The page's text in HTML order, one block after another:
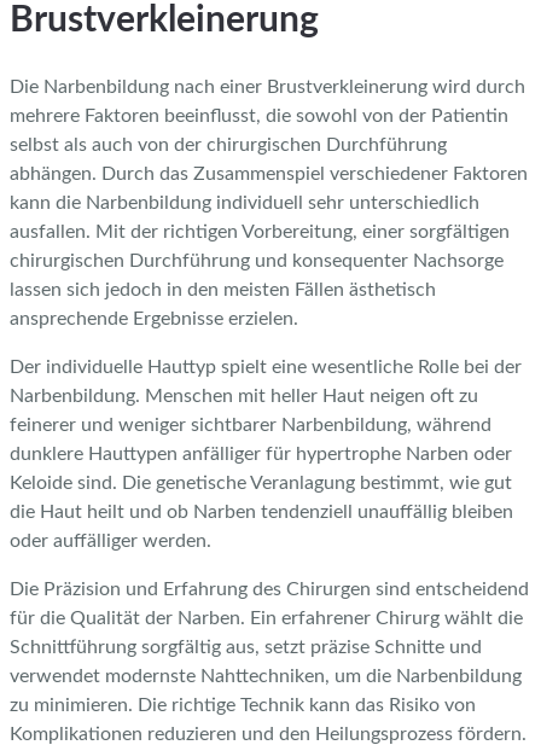
Brustverkleinerung
Die Narbenbildung nach einer Brustverkleinerung wird durch
mehrere Faktoren beeinflusst, die sowohl von der Patientin
selbst als auch von der chirurgischen Durchführung
abhängen. Durch das Zusammenspiel verschiedener Faktoren
kann die Narbenbildung individuell sehr unterschiedlich
ausfallen. Mit der richtigen Vorbereitung, einer sorgfältigen
chirurgischen Durchführung und konsequenter Nachsorge
lassen sich jedoch in den meisten Fällen ästhetisch
ansprechende Ergebnisse erzielen.
Der individuelle Hauttyp spielt eine wesentliche Rolle bei der
Narbenbildung. Menschen mit heller Haut neigen oft zu
feinerer und weniger sichtbarer Narbenbildung, während
dunklere Hauttypen anfälliger für hypertrophe Narben oder
Keloide sind. Die genetische Veranlagung bestimmt, wie gut
die Haut heilt und ob Narben tendenziell unauffällig bleiben
oder auffälliger werden.
Die Präzision und Erfahrung des Chirurgen sind entscheidend
für die Qualität der Narben. Ein erfahrener Chirurg wählt die
Schnittführung sorgfältig aus, setzt präzise Schnitte und
verwendet modernste Nahttechniken, um die Narbenbildung
zu minimieren. Die richtige Technik kann das Risiko von
Komplikationen reduzieren und den Heilungsprozess fördern.